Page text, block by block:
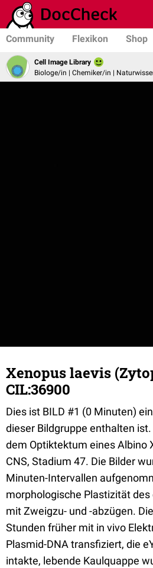
Community Flexikon Shop
Cell Image Library
Biologe/in | Chemiker/in |
Xenopus laevis
CIL:36900
Dies ist BILD #1 (0 Minuten)
dieser Bildgruppe enthalten
dem Optiktektum eines Albino
CNS, Stadium 47. Die Bilder
Minuten-Intervallen
morphologische Plastizität
mit Zweigzu- und -abzügen.
Stunden früher mit in vivo
Plasmid-DNA transfiziert, die
intakte, lebende Kaulquappe